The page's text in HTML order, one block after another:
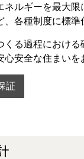
ルギーを最大
各種制度に標準
る過程におけ
安全な住まいを
証